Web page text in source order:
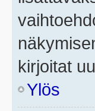
kirjoitat
Ylös